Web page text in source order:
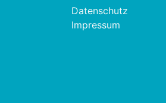
Footer
Datenschutz
Impressum